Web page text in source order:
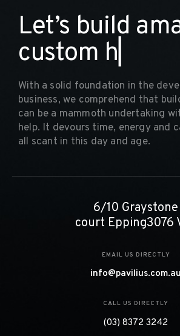
Let’s build am
custom h
With a solid foundation in the
business, we comprehend that
can be a mammoth undertaking
help. It devours time, energy and
all scant in this day and age.
6/10 Graystone
court Epping3076
EMAIL US DIRECTLY
info@pavilius.com.au
CALL US DIRECTLY
(03) 8372 3242